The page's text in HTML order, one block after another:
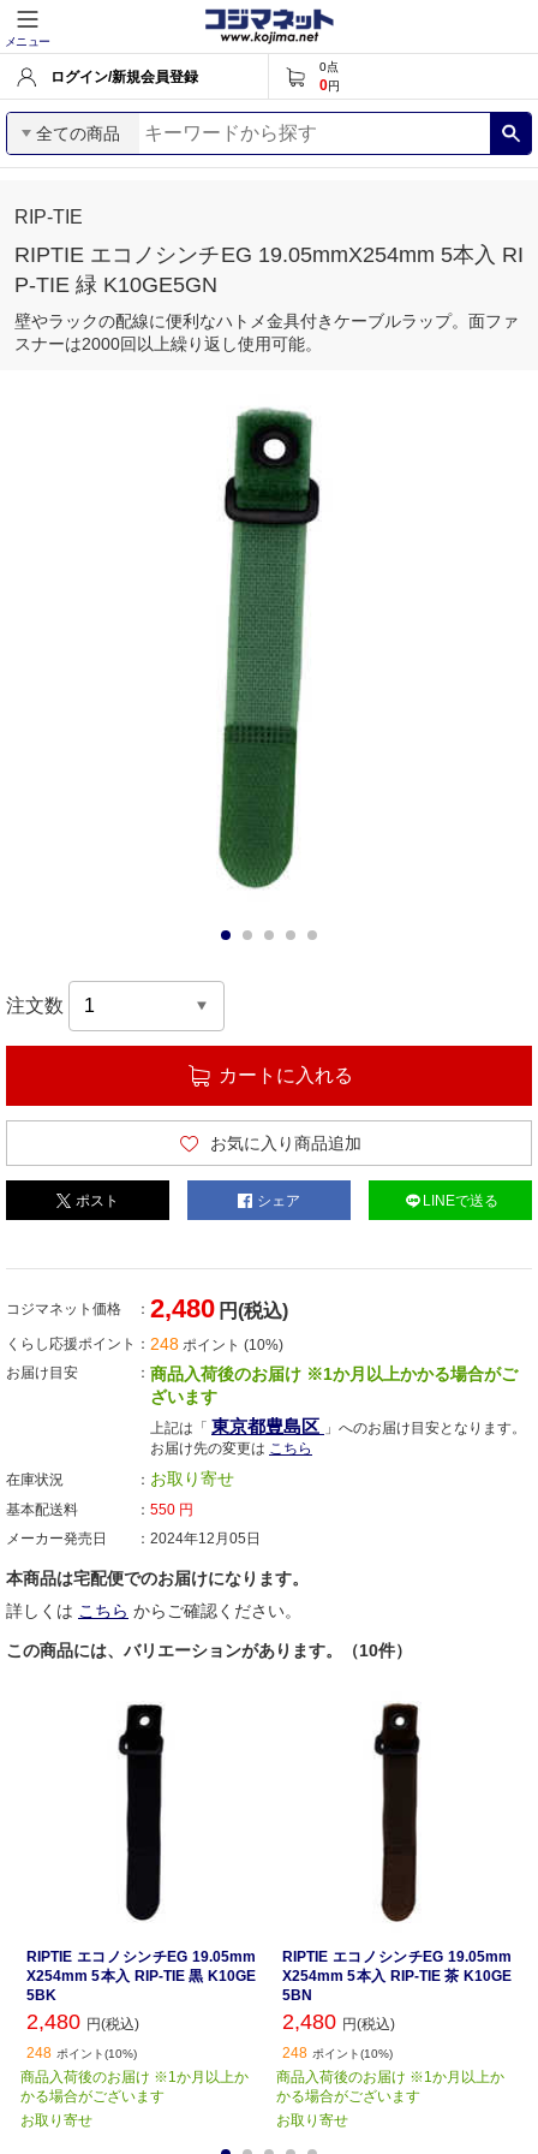
メニュー
ログイン/新規会員登録
0点
0円
全ての商品
RIP-TIE
RIPTIE エコノシンチEG 19.05mmX254mm 5本入 RI
P-TIE 緑 K10GE5GN
壁やラックの配線に便利なハトメ金具付きケーブルラップ。面ファ
スナーは2000回以上繰り返し使用可能。
注文数
カートに入れる
お気に入り商品追加
ポスト シェア LINEで送る
コジマネット価格 2,480 円(税込)
くらし応援ポイント 248 ポイント (10%)
お届け目安
商品入荷後のお届け ※1か月以上かかる場合がご
ざいます
上記は「 東京都豊島区 」へのお届け目安となります。
お届け先の変更は こちら
在庫状況
お取り寄せ
基本配送料 550 円
メーカー発売日
2024年12月05日
本商品は宅配便でのお届けになります。
詳しくは こちら からご確認ください。
この商品には、バリエーションがあります。（10件）
RIPTIE エコノシンチEG 19.05mm
X254mm 5本入 RIP-TIE 黒 K10GE
5BK
2,480 円(税込)
248 ポイント(10%)
商品入荷後のお届け ※1か月以上か
かる場合がございます
お取り寄せ
RIPTIE エコノシンチEG 19.05mm
X254mm 5本入 RIP-TIE 茶 K10GE
5BN
2,480 円(税込)
248 ポイント(10%)
商品入荷後のお届け ※1か月以上か
かる場合がございます
お取り寄せ